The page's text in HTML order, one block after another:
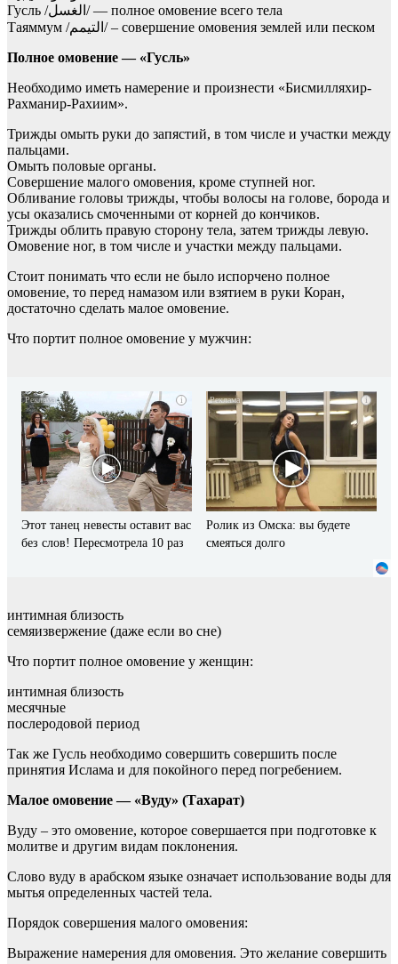
Гусль /الغسل/ — полное омовение всего тела
Таяммум /التيمم/ – совершение омовения землей или песком
Полное омовение — «Гусль»
Необходимо иметь намерение и произнести «Бисмилляхир-
Рахманир-Рахиим».
Трижды омыть руки до запястий, в том числе и участки между
пальцами.
Омыть половые органы.
Совершение малого омовения, кроме ступней ног.
Обливание головы трижды, чтобы волосы на голове, борода и
усы оказались смоченными от корней до кончиков.
Трижды облить правую сторону тела, затем трижды левую.
Омовение ног, в том числе и участки между пальцами.
Стоит понимать что если не было испорчено полное
омовение, то перед намазом или взятием в руки Коран,
достаточно сделать малое омовение.
Что портит полное омовение у мужчин:
i
Этот танец невесты оставит вас
без слов! Пересмотрела 10 раз
i
Ролик из Омска: вы будете
смеяться долго
интимная близость
семяизвержение (даже если во сне)
Что портит полное омовение у женщин:
интимная близость
месячные
послеродовой период
Так же Гусль необходимо совершить совершить после
принятия Ислама и для покойного перед погребением.
Малое омовение — «Вуду» (Тахарат)
Вуду – это омовение, которое совершается при подготовке к
молитве и другим видам поклонения.
Слово вуду в арабском языке означает использование воды для
мытья определенных частей тела.
Порядок совершения малого омовения:
Выражение намерения для омовения. Это желание совершить